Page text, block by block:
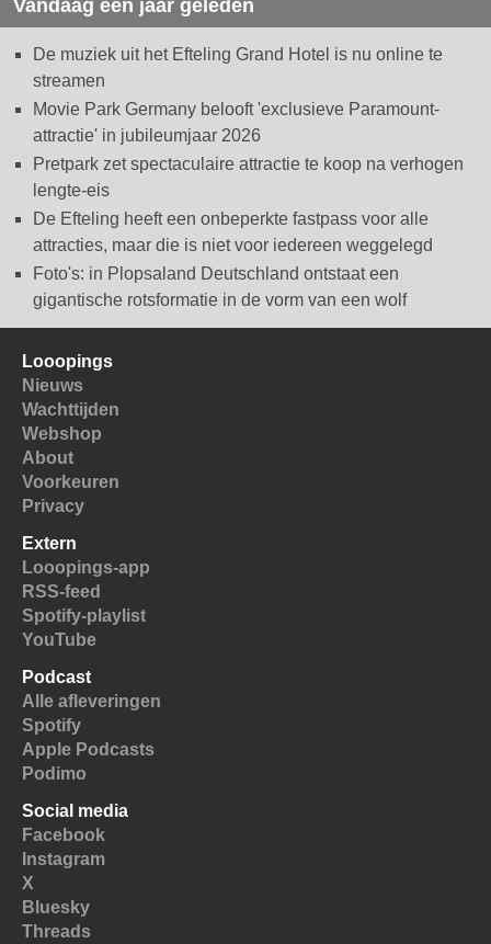
Vandaag een jaar geleden
De muziek uit het Efteling Grand Hotel is nu online te
streamen
Movie Park Germany belooft 'exclusieve Paramount-
attractie' in jubileumjaar 2026
Pretpark zet spectaculaire attractie te koop na verhogen
lengte-eis
De Efteling heeft een onbeperkte fastpass voor alle
attracties, maar die is niet voor iedereen weggelegd
Foto's: in Plopsaland Deutschland ontstaat een
gigantische rotsformatie in de vorm van een wolf
Looopings
Nieuws
Wachttijden
Webshop
About
Voorkeuren
Privacy
Extern
Looopings-app
RSS-feed
Spotify-playlist
YouTube
Podcast
Alle afleveringen
Spotify
Apple Podcasts
Podimo
Social media
Facebook
Instagram
X
Bluesky
Threads